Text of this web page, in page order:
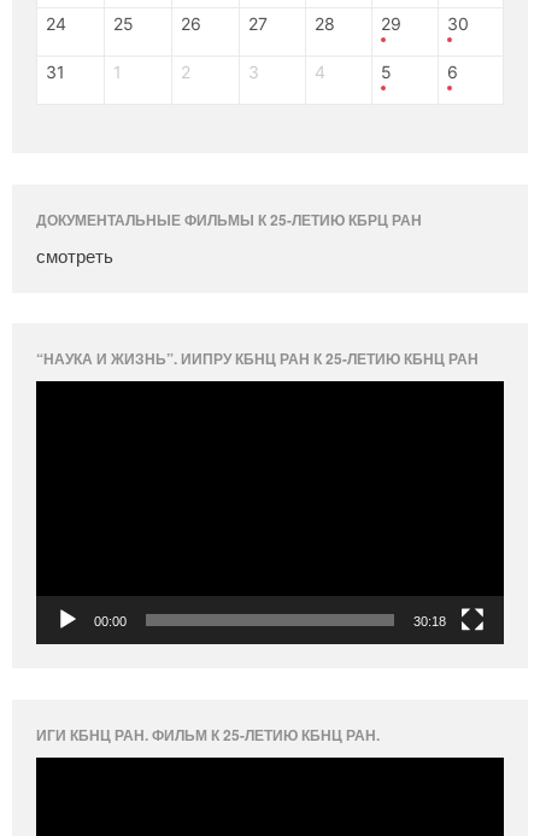
24 25 26 27 28 29 30
31 1 2 3 4 5 6
ДОКУМЕНТАЛЬНЫЕ ФИЛЬМЫ К 25-ЛЕТИЮ КБРЦ РАН
смотреть
“НАУКА И ЖИЗНЬ”. ИИПРУ КБНЦ РАН К 25-ЛЕТИЮ КБНЦ РАН
00:00 30:18
ИГИ КБНЦ РАН. ФИЛЬМ К 25-ЛЕТИЮ КБНЦ РАН.